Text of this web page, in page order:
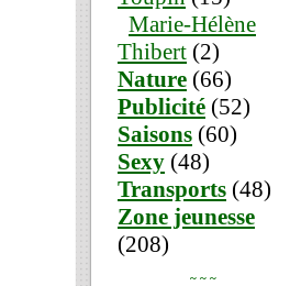
Marie-Hélène
Thibert (2)
Nature (66)
Publicité (52)
Saisons (60)
Sexy (48)
Transports (48)
Zone jeunesse
(208)
~ ~ ~